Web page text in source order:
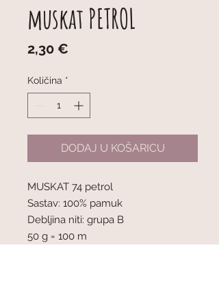
muskat PETROL
2,30 €
Količina *
DODAJ U KOŠARICU
MUSKAT 74 petrol
Sastav: 100% pamuk
Debljina niti: grupa B
50 g = 100 m